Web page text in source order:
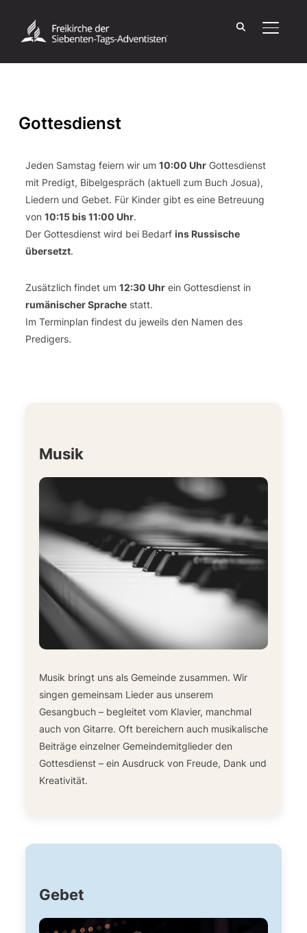
Gottesdienst
Jeden Samstag feiern wir um 10:00 UhrGottesdienst
mit Predigt, Bibelgespräch (aktuell zum Buch Josua),
Liedern und Gebet. Für Kinder gibt es eine Betreuung
von 10:15 bis 11:00 Uhr.
Der Gottesdienst wird bei Bedarf ins Russische
übersetzt.
Zusätzlich findet um 12:30 Uhrein Gottesdienst in
rumänischer Sprachestatt.
Im Terminplan findest du jeweils den Namen des
Predigers.
Musik
Musik bringt uns als Gemeinde zusammen. Wir
singen gemeinsam Lieder aus unserem
Gesangbuch – begleitet vom Klavier, manchmal
auch von Gitarre. Oft bereichern auch musikalische
Beiträge einzelner Gemeindemitglieder den
Gottesdienst – ein Ausdruck von Freude, Dank und
Kreativität.
Gebet